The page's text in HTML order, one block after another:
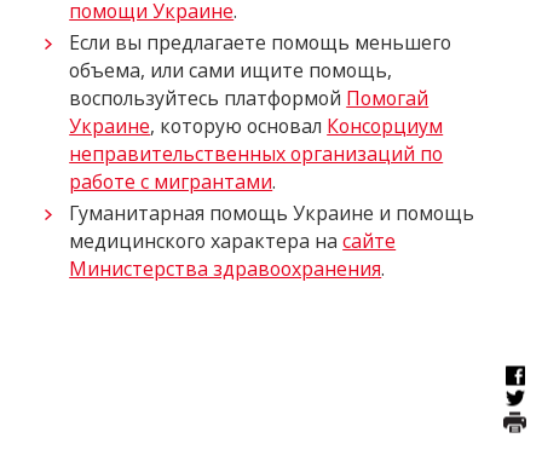
помощи Украине.
Если вы предлагаете помощь меньшего
объема, или сами ищите помощь,
воспользуйтесь платформой Помогай
Украине, которую основал Консорциум
неправительственных организаций по
работе с мигрантами.
Гуманитарная помощь Украине и помощь
медицинского характера насайте
Министерства здравоохранения.